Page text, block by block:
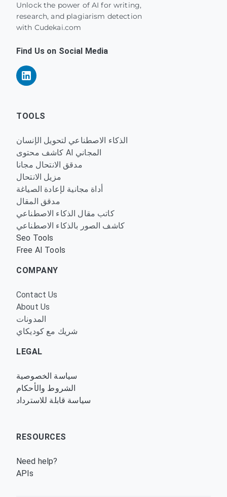
Unlock the power of AI for writing,
research, and plagiarism detection
with Cudekai.com
Find Us on Social Media
TOOLS
الذكاء الاصطناعي لتحويل الإنسان
كاشف محتوى AI المجاني
مدقق الانتحال مجانا
مزيل الانتحال
أداة مجانية لإعادة الصياغة
مدقق المقال
كاتب مقال الذكاء الاصطناعي
كاشف الصور بالذكاء الاصطناعي
Seo Tools
Free AI Tools
COMPANY
Contact Us
About Us
المدونات
شريك مع كوديكاي
LEGAL
سياسة الخصوصية
الشروط والأحكام
سياسة قابلة للاسترداد
RESOURCES
Need help?
APIs